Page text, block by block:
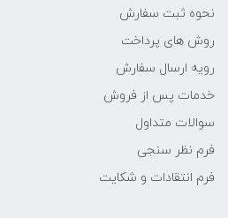
نحوه ثبت سفارش
روش های پرداخت
رویه ارسال سفارش
خدمات پس از فروش
سوالات متداول
فرم نظر سنجی
فرم انتقادات و شکایت